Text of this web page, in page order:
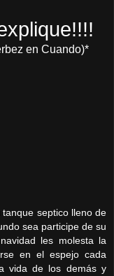
en Cuando)*
septico lleno de
sea participe de su
les molesta la
en el espejo cada
vida de los demás y